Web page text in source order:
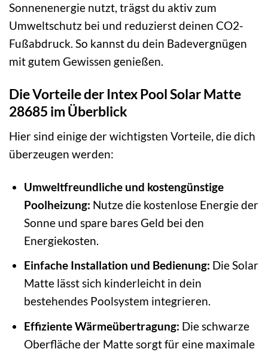
Sonnenenergie nutzt, trägst du aktiv zum
Umweltschutz bei und reduzierst deinen CO2-
Fußabdruck. So kannst du dein Badevergnügen
mit gutem Gewissen genießen.
Die Vorteile der Intex Pool Solar Matte
28685 im Überblick
Hier sind einige der wichtigsten Vorteile, die dich
überzeugen werden:
Umweltfreundliche und kostengünstige
Poolheizung: Nutze die kostenlose Energie der
Sonne und spare bares Geld bei den
Energiekosten.
Einfache Installation und Bedienung: Die Solar
Matte lässt sich kinderleicht in dein
bestehendes Poolsystem integrieren.
Effiziente Wärmeübertragung: Die schwarze
Oberfläche der Matte sorgt für eine maximale